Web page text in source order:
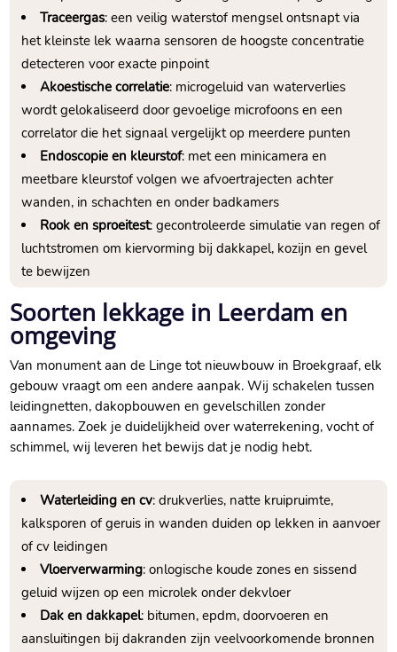
Traceergas: een veilig waterstof mengsel ontsnapt via
het kleinste lek waarna sensoren de hoogste concentratie
detecteren voor exacte pinpoint
Akoestische correlatie: microgeluid van waterverlies
wordt gelokaliseerd door gevoelige microfoons en een
correlator die het signaal vergelijkt op meerdere punten
Endoscopie en kleurstof: met een minicamera en
meetbare kleurstof volgen we afvoertrajecten achter
wanden, in schachten en onder badkamers
Rook en sproeitest: gecontroleerde simulatie van regen of
luchtstromen om kiervorming bij dakkapel, kozijn en gevel
te bewijzen
Soorten lekkage in Leerdam en
omgeving
Van monument aan de Linge tot nieuwbouw in Broekgraaf, elk
gebouw vraagt om een andere aanpak.​ Wij schakelen tussen
leidingnetten, dakopbouwen en gevelschillen zonder
aannames.​ Zoek je duidelijkheid over waterrekening, vocht of
schimmel, wij leveren het bewijs dat je nodig hebt.​
Waterleiding en cv: drukverlies, natte kruipruimte,
kalksporen of geruis in wanden duiden op lekken in aanvoer
of cv leidingen
Vloerverwarming: onlogische koude zones en sissend
geluid wijzen op een microlek onder dekvloer
Dak en dakkapel: bitumen, epdm, doorvoeren en
aansluitingen bij dakranden zijn veelvoorkomende bronnen